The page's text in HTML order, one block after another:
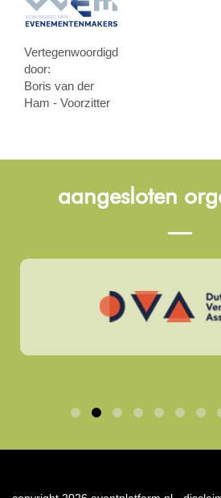
Vertegenwoordigd
door:
Boris van der
Ham - Voorzitter
aangesloten